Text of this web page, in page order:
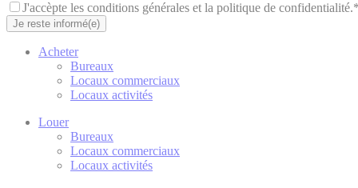
J'accèpte les conditions générales et la politique de
Je reste informé(e)
Acheter
Bureaux
Locaux commerciaux
Locaux activités
Louer
Bureaux
Locaux commerciaux
Locaux activités